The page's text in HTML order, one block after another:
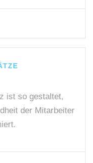
ist so gestaltet,
der Mitarbeiter